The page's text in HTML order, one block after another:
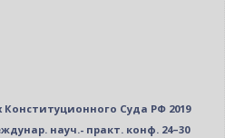
Суда РФ 2019
науч.- практ. конф. 24–30